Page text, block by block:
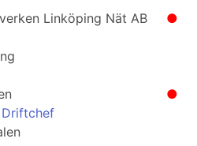
●
Linköping Nät AB
●
Driftchef